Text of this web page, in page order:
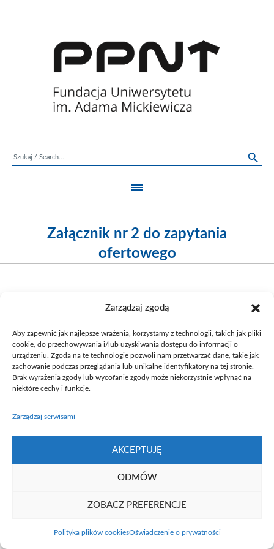
Zarządzaj zgodą
Aby zapewnić jak najlepsze wrażenia, korzystamy z technologii, takich jak pliki
cookie, do przechowywania i/lub uzyskiwania dostępu do informacji o
urządzeniu. Zgoda na te technologie pozwoli nam przetwarzać dane, takie jak
zachowanie podczas przeglądania lub unikalne identyfikatory na tej stronie.
Brak wyrażenia zgody lub wycofanie zgody może niekorzystnie wpłynąć na
niektóre cechy i funkcje.
Zarządzaj serwisami
AKCEPTUJĘ
ODMÓW
ZOBACZ PREFERENCJE
Polityka plików cookiesOświadczenie o prywatności
Załącznik nr 2 do zapytania
ofertowego
Fundacja UAM ⓒ 2021